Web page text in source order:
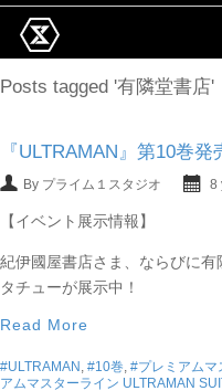
Posts tagged '有隣堂書店'
『ULTRAMAN』第10巻発
By プライム１スタジオ 8
【イベント展示情報】
紀伊國屋書店さま、ならびに有
タチューが展示中！
Read More
#ULTRAMAN #10巻 #プレミアムマ
アムマスターライン ULTRAMAN